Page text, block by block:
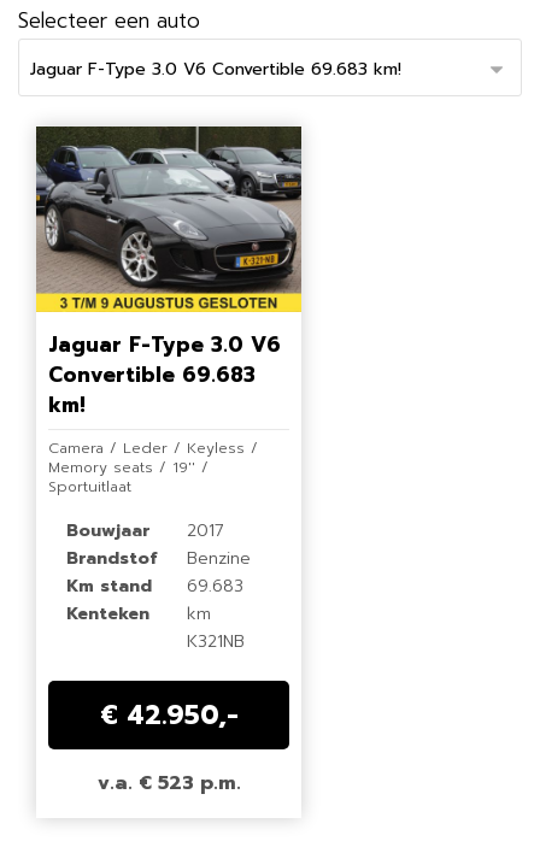
Selecteer een auto
Jaguar F-Type 3.0 V6
Convertible 69.683
km!
Camera / Leder / Keyless /
Memory seats / 19'' /
Sportuitlaat
Bouwjaar
2017
Brandstof
Benzine
Km stand
69.683
km
Kenteken
K321NB
€ 42.950,-
v.a. € 523 p.m.